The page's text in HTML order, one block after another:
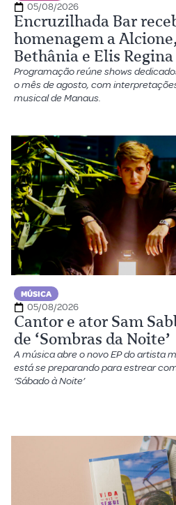
05/08/2026
Encruzilhada Bar
homenagem a
Bethânia e Elis Regina
Programação reúne shows
o mês de agosto, com
musical de Manaus.
MÚSICA
05/08/2026
Cantor e ator Sam
de ‘Sombras da Noite’
A música abre o novo EP do artista
está se preparando para estrear
‘Sábado à Noite’